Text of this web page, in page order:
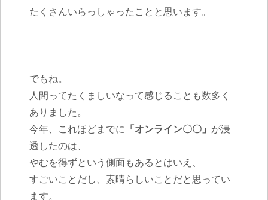
たくさんいらっしゃったことと思います。
でもね。
人間ってたくましいなって感じることも数多く
ありました。
今年、これほどまでに 「オンライン〇〇」 が浸
透したのは、
やむを得ずという側面もあるとはいえ、
すごいことだし、素晴らしいことだと思ってい
ます。